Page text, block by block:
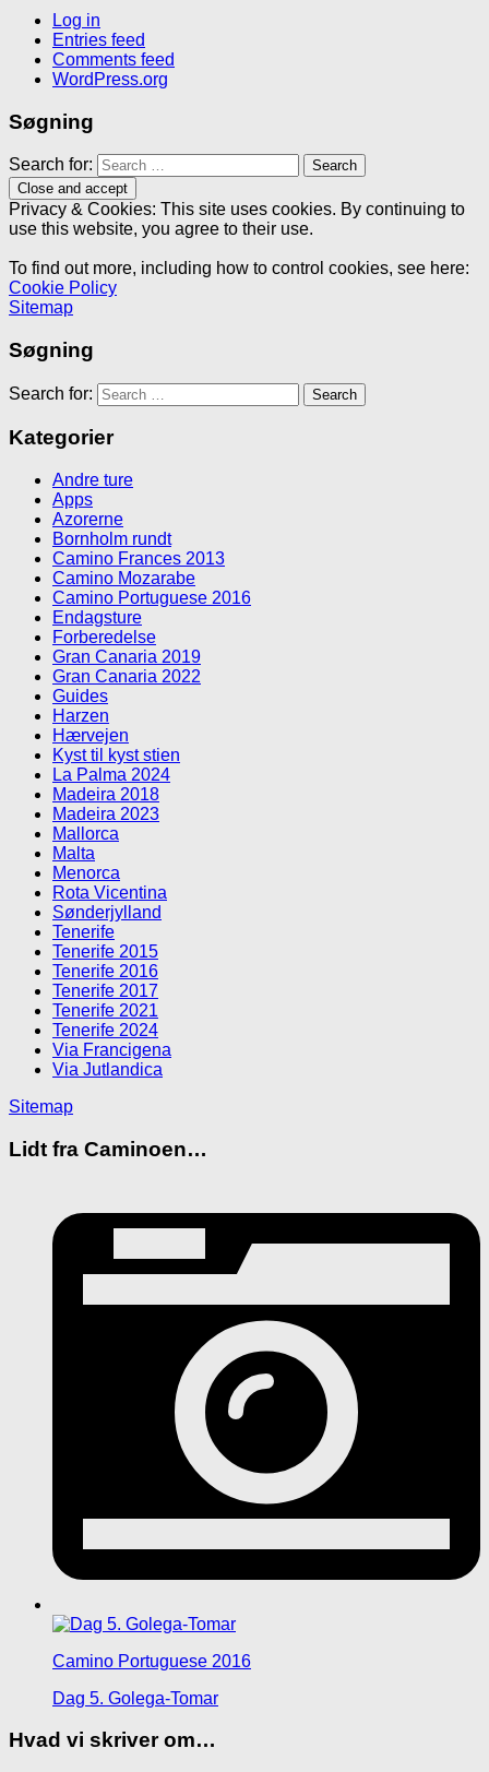
Log in
Entries feed
Comments feed
WordPress.org
Søgning
Search for:
Privacy & Cookies: This site uses cookies. By continuing to
use this website, you agree to their use.
To find out more, including how to control cookies, see here:
Cookie Policy
Sitemap
Søgning
Search for:
Kategorier
Andre ture
Apps
Azorerne
Bornholm rundt
Camino Frances 2013
Camino Mozarabe
Camino Portuguese 2016
Endagsture
Forberedelse
Gran Canaria 2019
Gran Canaria 2022
Guides
Harzen
Hærvejen
Kyst til kyst stien
La Palma 2024
Madeira 2018
Madeira 2023
Mallorca
Malta
Menorca
Rota Vicentina
Sønderjylland
Tenerife
Tenerife 2015
Tenerife 2016
Tenerife 2017
Tenerife 2021
Tenerife 2024
Via Francigena
Via Jutlandica
Sitemap
Lidt fra Caminoen…
Camino Portuguese 2016
Dag 5. Golega-Tomar
Hvad vi skriver om…